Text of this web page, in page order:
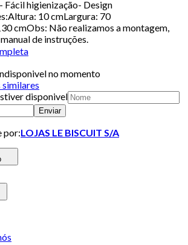
Fácil higienização- Design
10 cmLargura: 70
cmObs: Não realizamos a montagem,
de instruções.
no momento
disponivel
Enviar
por:LOJAS LE BISCUIT S/A